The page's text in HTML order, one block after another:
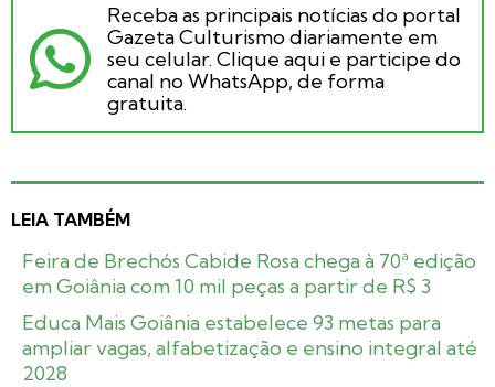
Receba as principais notícias do portal
Gazeta Culturismo diariamente em
seu celular. Clique aqui e participe do
canal no WhatsApp, de forma
gratuita.
LEIA TAMBÉM
Feira de Brechós Cabide Rosa chega à 70ª edição
em Goiânia com 10 mil peças a partir de R$ 3
Educa Mais Goiânia estabelece 93 metas para
ampliar vagas, alfabetização e ensino integral até
2028